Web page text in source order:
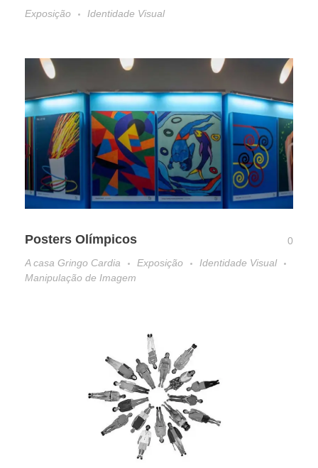
Exposição
Identidade Visual
Posters Olímpicos
0
A casa Gringo Cardia
Exposição
Identidade Visual
Manipulação de Imagem